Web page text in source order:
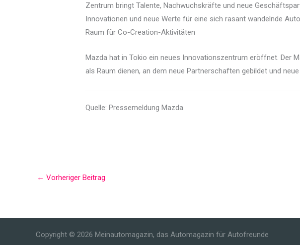
Zentrum bringt Talente, Nachwuchskräfte und neue
Innovationen und neue Werte für eine sich rasant wandelnde
Raum für Co-Creation-Aktivitäten
Mazda hat in Tokio ein neues Innovationszentrum eröffnet. Der
als Raum dienen, an dem neue Partnerschaften gebildet und
Quelle: Pressemeldung Mazda
← Vorheriger Beitrag
Copyright © 2026 Meinautomagazin, das Automagazin für Autofreunde